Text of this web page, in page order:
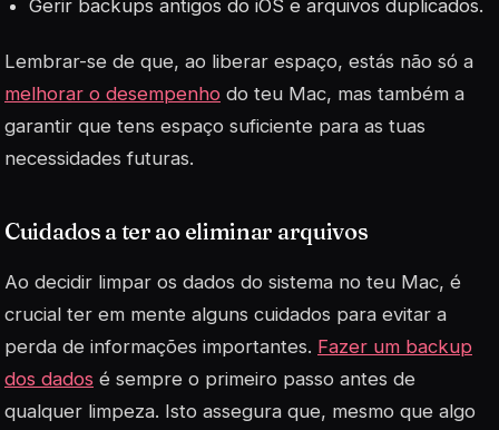
Gerir backups antigos do iOS e arquivos duplicados.
Lembrar-se de que, ao liberar espaço, estás não só a
melhorar o desempenho do teu Mac, mas também a
garantir que tens espaço suficiente para as tuas
necessidades futuras.
Cuidados a ter ao eliminar arquivos
Ao decidir limpar os dados do sistema no teu Mac, é
crucial ter em mente alguns cuidados para evitar a
perda de informações importantes. Fazer um backup
dos dados é sempre o primeiro passo antes de
qualquer limpeza. Isto assegura que, mesmo que algo